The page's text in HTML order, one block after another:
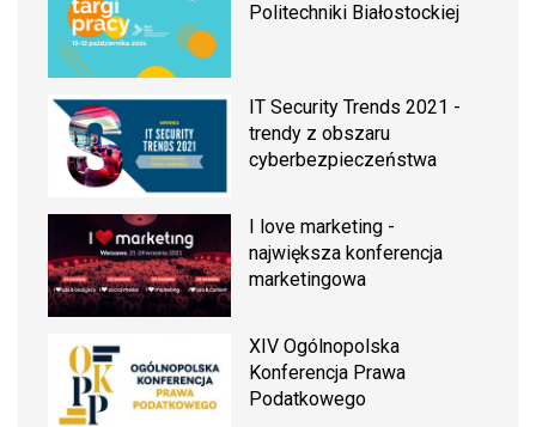
Politechniki Białostockiej
IT Security Trends 2021 -
trendy z obszaru
cyberbezpieczeństwa
I love marketing -
największa konferencja
marketingowa
XIV Ogólnopolska
Konferencja Prawa
Podatkowego